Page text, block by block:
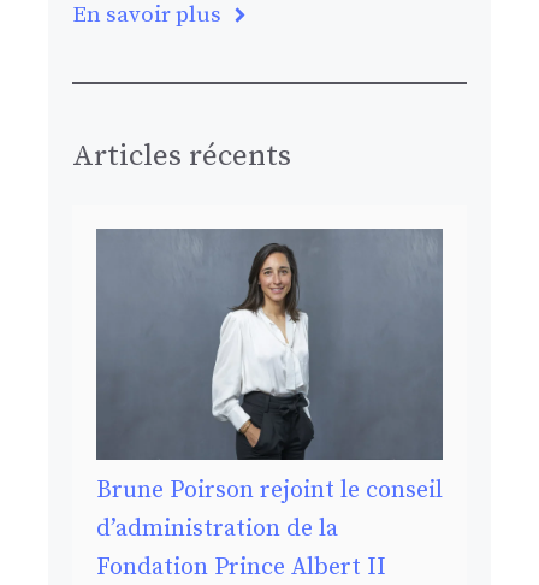
En savoir plus
Articles récents
Brune Poirson rejoint le conseil
d’administration de la
Fondation Prince Albert II